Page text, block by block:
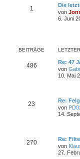
1
Die
von
6. Juni
BEITRÄGE
486
Re: 47
von
10. Mai
23
Re:
von
14.
270
Re:
von
27.